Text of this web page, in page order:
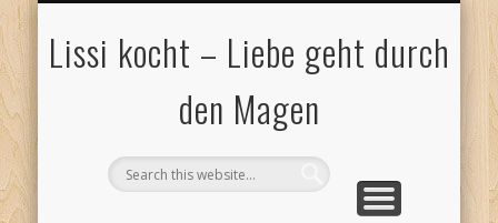
Lissi kocht – Liebe geht durch
den Magen